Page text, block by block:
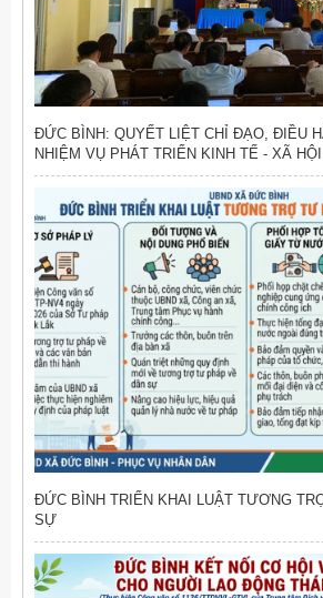
ĐỨC BÌNH: QUYẾT LIỆT CHỈ ĐẠO, ĐIỀU
NHIỆM VỤ PHÁT TRIỂN KINH TẾ - XÃ HỘI
ĐỨC BÌNH TRIỂN KHAI LUẬT TƯƠNG
SỰ